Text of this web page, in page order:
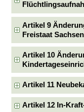
Artikel 9
Freistaat Sachsen
Artikel 10
Artikel 11
Artikel 12 In-